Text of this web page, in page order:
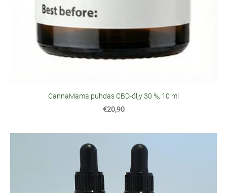
CannaMama puhdas CBD-öljy 30 %, 10 ml
€20,90